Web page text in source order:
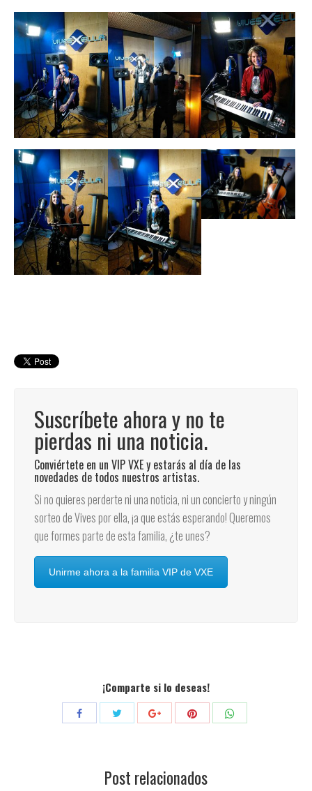
Suscríbete ahora y no te
pierdas ni una noticia.
Conviértete en un VIP VXE y estarás al día de las
novedades de todos nuestros artistas.
Si no quieres perderte ni una noticia, ni un concierto y ningún
sorteo de Vives por ella, ¡a que estás esperando! Queremos
que formes parte de esta familia, ¿te unes?
Unirme ahora a la familia VIP de VXE
¡Comparte si lo deseas!
Compartir CompartirCompartirCompartir
Post relacionados